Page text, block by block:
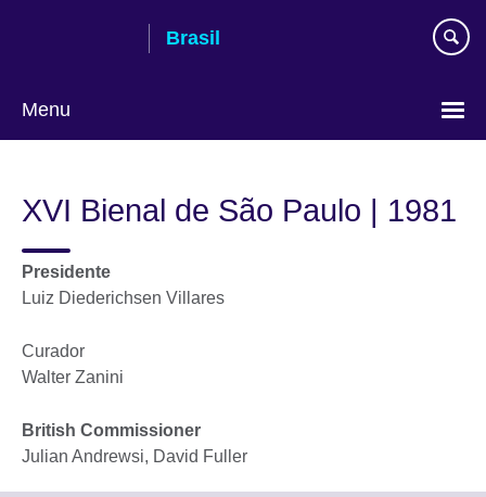
Brasil
Menu
language
XVI Bienal de São Paulo | 1981
Presidente
Luiz Diederichsen Villares
Curador
Walter Zanini
British Commissioner
Julian Andrewsi, David Fuller